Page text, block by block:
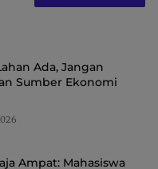
Ada, Jangan
Sumber Ekonomi
Ampat: Mahasiswa